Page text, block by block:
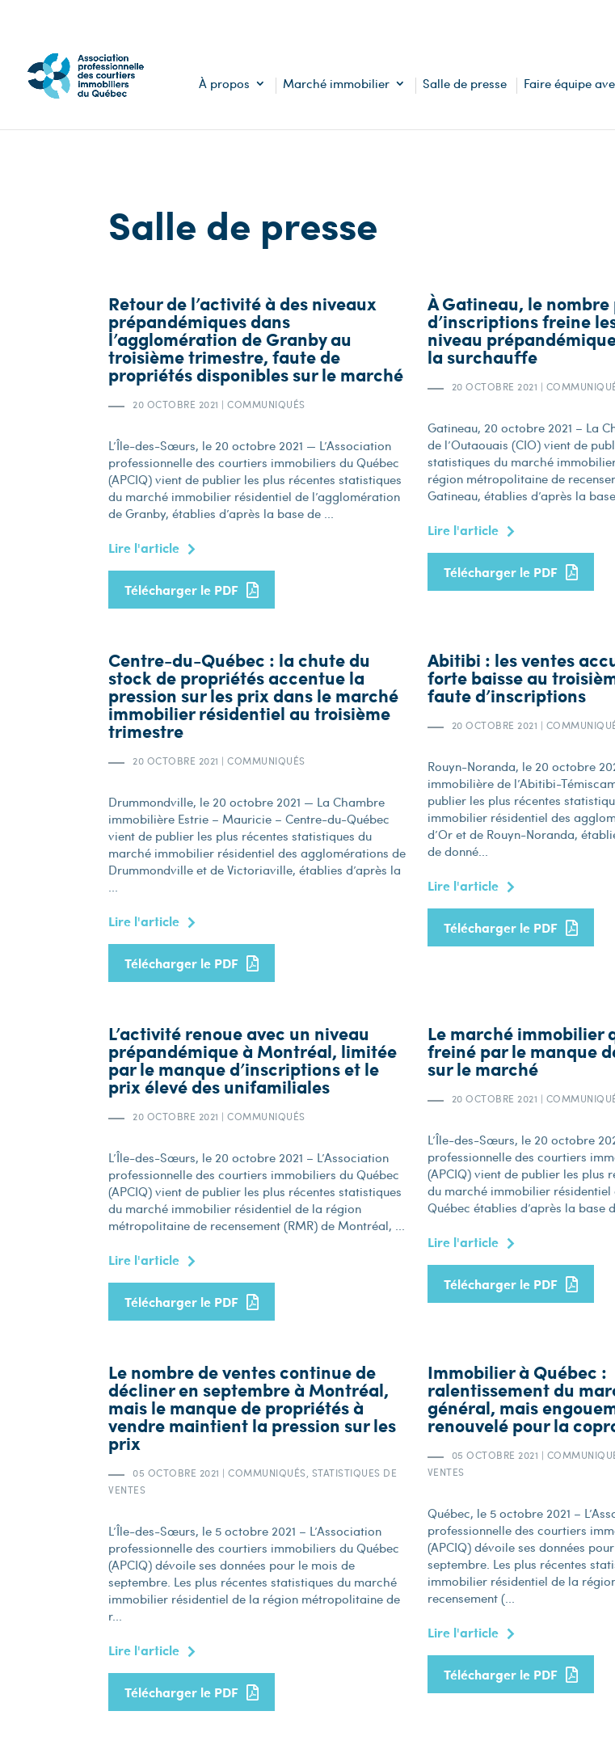
À propos Marché immobilier Salle de presse Faire équipe
Salle de presse
Retour de l’activité à des niveaux
prépandémiques dans
l’agglomération de Granby au
troisième trimestre, faute de
propriétés disponibles sur le marché
20 OCTOBRE 2021 | COMMUNIQUÉS
L’Île-des-Sœurs, le 20 octobre 2021 — L’Association
professionnelle des courtiers immobiliers du Québec
(APCIQ) vient de publier les plus récentes statistiques
du marché immobilier résidentiel de l’agglomération
de Granby, établies d’après la base de ...
Lire l'article
Télécharger le PDF
À Gatineau, le
d’inscriptions freine
niveau
la surchauffe
20 OCTOBRE 2021 |
Gatineau, 20 octobre 2021 – La
de l’Outaouais (CIO) vient de
statistiques du marché
région métropolitaine de
Gatineau, établies d’après la
Lire l'article
Télécharger le PDF
Centre-du-Québec : la chute du
stock de propriétés accentue la
pression sur les prix dans le marché
immobilier résidentiel au troisième
trimestre
20 OCTOBRE 2021 | COMMUNIQUÉS
Drummondville, le 20 octobre 2021 — La Chambre
immobilière Estrie – Mauricie – Centre-du-Québec
vient de publier les plus récentes statistiques du
marché immobilier résidentiel des agglomérations de
Drummondville et de Victoriaville, établies d’après la
...
Lire l'article
Télécharger le PDF
Abitibi : les ventes
forte baisse au
faute d’inscriptions
20 OCTOBRE 2021 |
Rouyn-Noranda, le 20 octobre
immobilière de l’Abitibi-
publier les plus récentes
immobilier résidentiel des
d’Or et de Rouyn-Noranda,
de donné...
Lire l'article
Télécharger le PDF
L’activité renoue avec un niveau
prépandémique à Montréal, limitée
par le manque d’inscriptions et le
prix élevé des unifamiliales
20 OCTOBRE 2021 | COMMUNIQUÉS
L’Île-des-Sœurs, le 20 octobre 2021 – L’Association
professionnelle des courtiers immobiliers du Québec
(APCIQ) vient de publier les plus récentes statistiques
du marché immobilier résidentiel de la région
métropolitaine de recensement (RMR) de Montréal, ...
Lire l'article
Télécharger le PDF
Le marché immobilier
freiné par le manque
sur le marché
20 OCTOBRE 2021 |
L’Île-des-Sœurs, le 20 octobre
professionnelle des courtiers
(APCIQ) vient de publier les plus
du marché immobilier
Québec établies d’après la base
Lire l'article
Télécharger le PDF
Le nombre de ventes continue de
décliner en septembre à Montréal,
mais le manque de propriétés à
vendre maintient la pression sur les
prix
05 OCTOBRE 2021 | COMMUNIQUÉS, STATISTIQUES DE
VENTES
L’Île-des-Sœurs, le 5 octobre 2021 – L’Association
professionnelle des courtiers immobiliers du Québec
(APCIQ) dévoile ses données pour le mois de
septembre. Les plus récentes statistiques du marché
immobilier résidentiel de la région métropolitaine de
r...
Lire l'article
Télécharger le PDF
Immobilier à Québec :
ralentissement du
général, mais
renouvelé pour la
05 OCTOBRE 2021 |
VENTES
Québec, le 5 octobre 2021 –
professionnelle des courtiers
(APCIQ) dévoile ses données
septembre. Les plus récentes
immobilier résidentiel de la
recensement (...
Lire l'article
Télécharger le PDF